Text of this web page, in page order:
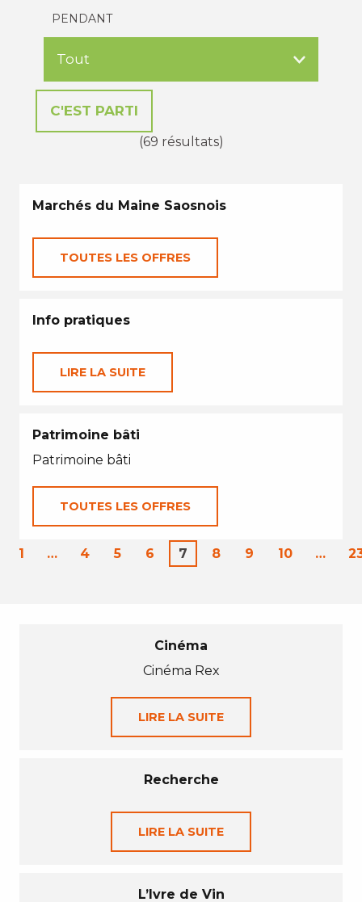
PENDANT
(69 résultats)
Marchés du Maine Saosnois
TOUTES LES OFFRES
Info pratiques
LIRE LA SUITE
Patrimoine bâti
Patrimoine bâti
TOUTES LES OFFRES
1 … 4 5 6 7 8 9 10 …
Cinéma
Cinéma Rex
LIRE LA SUITE
Recherche
LIRE LA SUITE
L’Ivre de Vin